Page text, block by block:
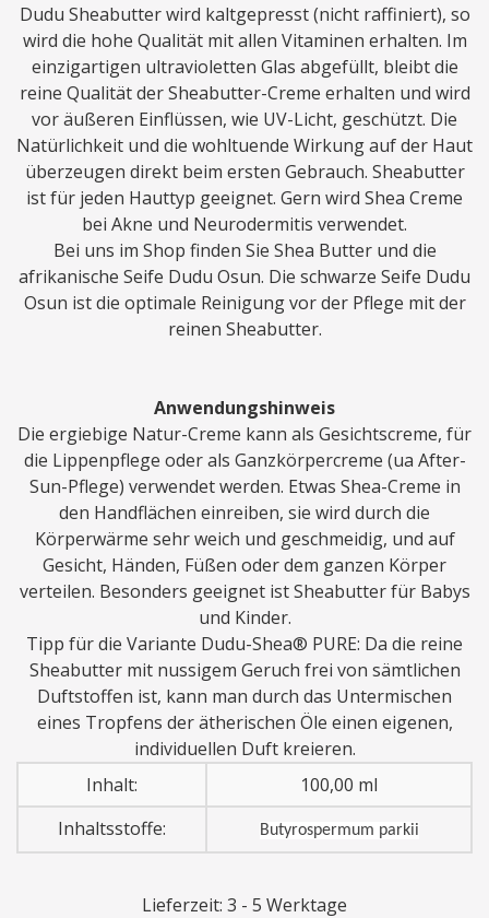
Dudu Sheabutter wird kaltgepresst (nicht raffiniert), so
wird die hohe Qualität mit allen Vitaminen erhalten. Im
einzigartigen ultravioletten Glas abgefüllt, bleibt die
reine Qualität der Sheabutter-Creme erhalten und wird
vor äußeren Einflüssen, wie UV-Licht, geschützt. Die
Natürlichkeit und die wohltuende Wirkung auf der Haut
überzeugen direkt beim ersten Gebrauch. Sheabutter
ist für jeden Hauttyp geeignet. Gern wird Shea Creme
bei Akne und Neurodermitis verwendet.
Bei uns im Shop finden Sie Shea Butter und die
afrikanische Seife Dudu Osun. Die schwarze Seife Dudu
Osun ist die optimale Reinigung vor der Pflege mit der
reinen Sheabutter.
Anwendungshinweis
Die ergiebige Natur-Creme kann als Gesichtscreme, für
die Lippenpflege oder als Ganzkörpercreme (ua After-
Sun-Pflege) verwendet werden. Etwas Shea-Creme in
den Handflächen einreiben, sie wird durch die
Körperwärme sehr weich und geschmeidig, und auf
Gesicht, Händen, Füßen oder dem ganzen Körper
verteilen. Besonders geeignet ist Sheabutter für Babys
und Kinder.
Tipp für die Variante Dudu-Shea® PURE: Da die reine
Sheabutter mit nussigem Geruch frei von sämtlichen
Duftstoffen ist, kann man durch das Untermischen
eines Tropfens der ätherischen Öle einen eigenen,
individuellen Duft kreieren.
Inhalt:
100,00 ml
Inhaltsstoffe:
Butyrospermum parkii
Lieferzeit: 3 - 5 Werktage